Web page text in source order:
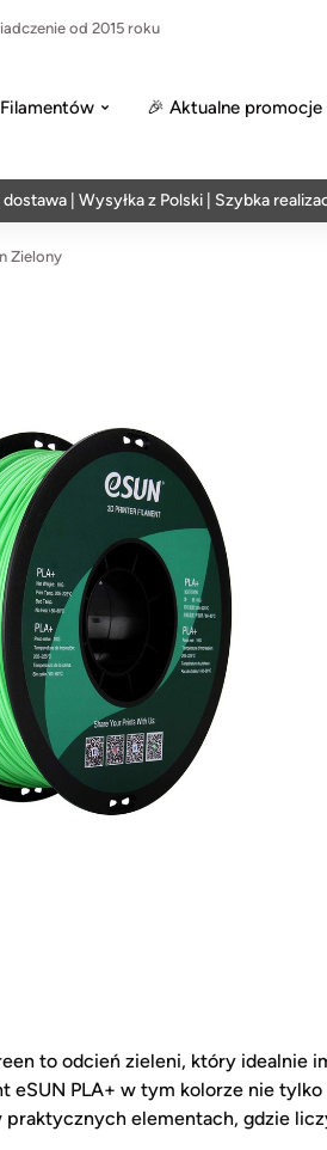
od 2015 roku
🎉 Aktualne promocje
| Wysyłka z Polski | Szybka realizacja w
Zielony
to odcień zieleni, który idealnie
eSUN PLA+ w tym kolorze nie
praktycznych elementach, gdzie